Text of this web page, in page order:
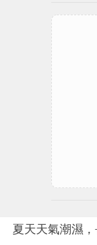
夏天天氣潮濕